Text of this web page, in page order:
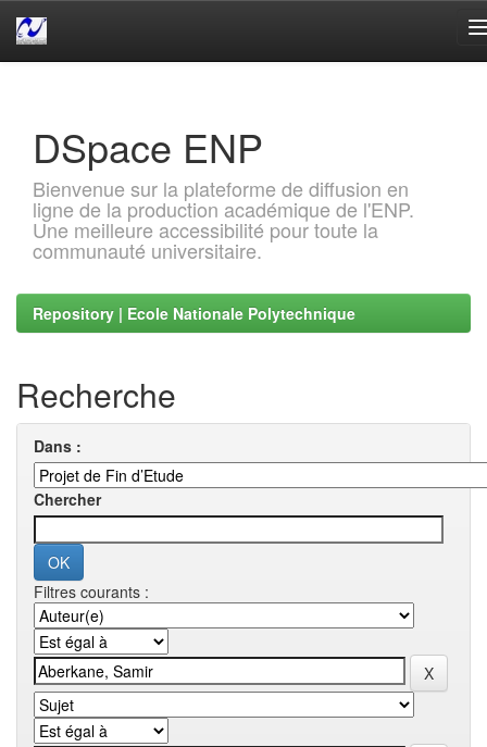
DSpace ENP
Bienvenue sur la plateforme de diffusion en
ligne de la production académique de l'ENP.
Une meilleure accessibilité pour toute la
communauté universitaire.
Repository | Ecole Nationale Polytechnique
Recherche
Dans :
Chercher
Filtres courants :